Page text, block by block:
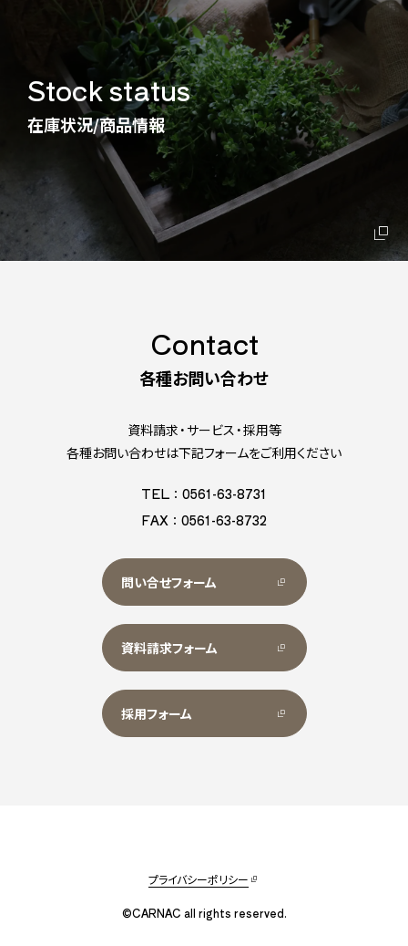
Stock status
在庫状況/商品情報
Contact
各種お問い合わせ
資料請求・サービス・採用等
各種お問い合わせは下記フォームをご利用ください
TEL：0561-63-8731
FAX：0561-63-8732
問い合せフォーム
資料請求フォーム
採用フォーム
プライバシーポリシー
©CARNAC all rights reserved.